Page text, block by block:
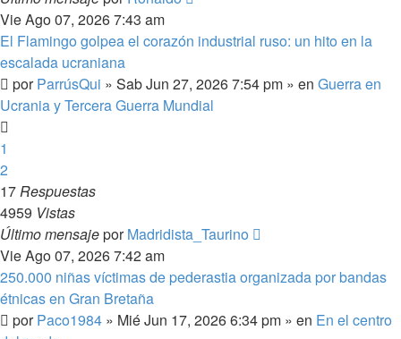
Vie Ago 07, 2026 7:43 am
El Flamingo golpea el corazón industrial ruso: un hito en la
escalada ucraniana
porParrúsQui » Sab Jun 27, 2026 7:54 pm » en Guerra en
Ucrania y Tercera Guerra Mundial
1
2
17Respuestas
4959 Vistas
Último mensajeporMadridista_Taurino
Vie Ago 07, 2026 7:42 am
250.000 niñas víctimas de pederastia organizada por bandas
étnicas en Gran Bretaña
porPaco1984 » Mié Jun 17, 2026 6:34 pm » en En el centro